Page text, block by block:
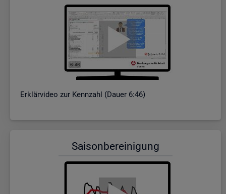
Er­klär­vi­deo zur Kenn­zahl (Dauer 6:46)
Sai­son­be­rei­ni­gung